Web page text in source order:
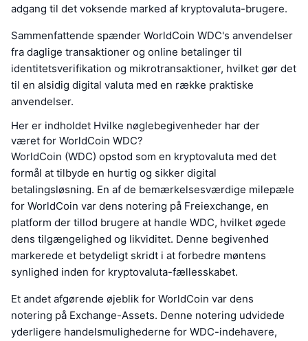
adgang til det voksende marked af kryptovaluta-brugere.
Sammenfattende spænder WorldCoin WDC's anvendelser
fra daglige transaktioner og online betalinger til
identitetsverifikation og mikrotransaktioner, hvilket gør det
til en alsidig digital valuta med en række praktiske
anvendelser.
Her er indholdet Hvilke nøglebegivenheder har der
været for WorldCoin WDC?
WorldCoin (WDC) opstod som en kryptovaluta med det
formål at tilbyde en hurtig og sikker digital
betalingsløsning. En af de bemærkelsesværdige milepæle
for WorldCoin var dens notering på Freiexchange, en
platform der tillod brugere at handle WDC, hvilket øgede
dens tilgængelighed og likviditet. Denne begivenhed
markerede et betydeligt skridt i at forbedre møntens
synlighed inden for kryptovaluta-fællesskabet.
Et andet afgørende øjeblik for WorldCoin var dens
notering på Exchange-Assets. Denne notering udvidede
yderligere handelsmulighederne for WDC-indehavere,